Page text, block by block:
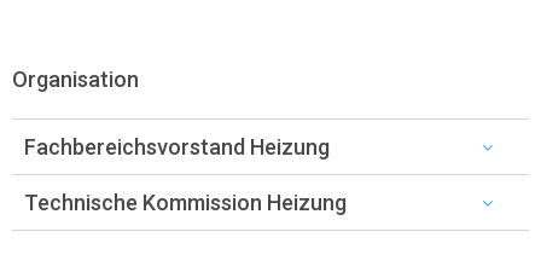
Organisation
Fachbereichsvorstand Heizung
Technische Kommission Heizung